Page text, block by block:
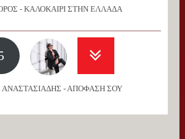
- ΚΑΛΟΚΑΙΡΙ ΣΤΗΝ ΕΛΛΑΔΑ
- ΑΠΟΦΑΣΗ ΣΟΥ